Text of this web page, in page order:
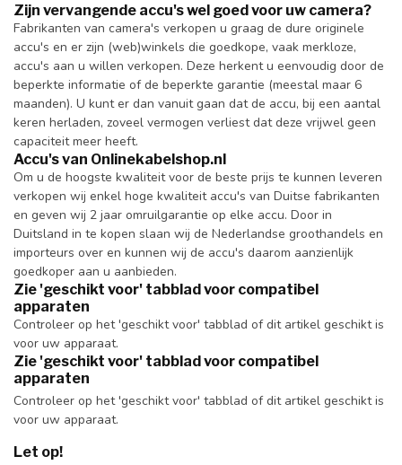
Zijn vervangende accu's wel goed voor uw camera?
Fabrikanten van camera's verkopen u graag de dure originele
accu's en er zijn (web)winkels die goedkope, vaak merkloze,
accu's aan u willen verkopen. Deze herkent u eenvoudig door de
beperkte informatie of de beperkte garantie (meestal maar 6
maanden). U kunt er dan vanuit gaan dat de accu, bij een aantal
keren herladen, zoveel vermogen verliest dat deze vrijwel geen
capaciteit meer heeft.
Accu's van Onlinekabelshop.nl
Om u de hoogste kwaliteit voor de beste prijs te kunnen leveren
verkopen wij enkel hoge kwaliteit accu's van Duitse fabrikanten
en geven wij 2 jaar omruilgarantie op elke accu. Door in
Duitsland in te kopen slaan wij de Nederlandse groothandels en
importeurs over en kunnen wij de accu's daarom aanzienlijk
goedkoper aan u aanbieden.
Zie 'geschikt voor' tabblad voor compatibel
apparaten
Controleer op het 'geschikt voor' tabblad of dit artikel geschikt is
voor uw apparaat.
Zie 'geschikt voor' tabblad voor compatibel
apparaten
Controleer op het 'geschikt voor' tabblad of dit artikel geschikt is
voor uw apparaat.
Let op!